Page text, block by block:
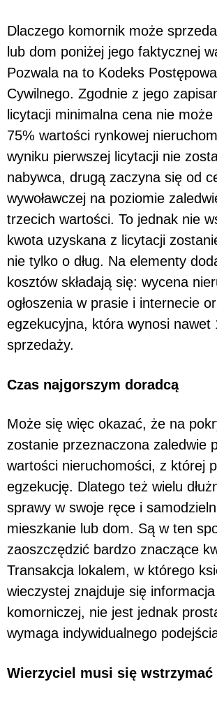
Dlaczego komornik może
lub dom poniżej jego faktycznej
Pozwala na to Kodeks
Cywilnego. Zgodnie z jego
licytacji minimalna cena nie
75% wartości rynkowej
wyniku pierwszej licytacji nie
nabywca, drugą zaczyna się od
wywoławczej na poziomie
trzecich wartości. To jednak nie
kwota uzyskana z licytacji
nie tylko o dług. Na elementy
kosztów składają się: wycena
ogłoszenia w prasie i internecie
egzekucyjna, która wynosi nawet
sprzedaży.
Czas najgorszym doradcą
Może się więc okazać, że na
zostanie przeznaczona zaledwie
wartości nieruchomości, z której
egzekucję. Dlatego też wielu
sprawy w swoje ręce i
mieszkanie lub dom. Są w ten
zaoszczędzić bardzo znaczące
Transakcja lokalem, w którego
wieczystej znajduje się
komorniczej, nie jest jednak
wymaga indywidualnego
Wierzyciel musi się wstrzymać